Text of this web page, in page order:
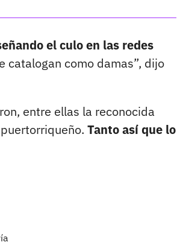
el culo en las redes
catalogan como damas”, dijo
entre ellas la reconocida
Tanto así que lo